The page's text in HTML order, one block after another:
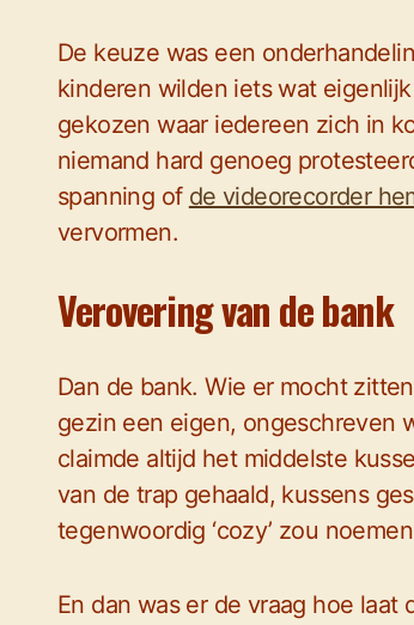
De keuze was een
kinderen wilden iets wat
gekozen waar iedereen zich in
niemand hard genoeg
spanning of de videorecorder
vervormen.
Verovering van de bank
Dan de bank. Wie er mocht
gezin een eigen, ongeschreven
claimde altijd het middelste
van de trap gehaald, kussens
tegenwoordig ‘cozy’ zou
En dan was er de vraag hoe